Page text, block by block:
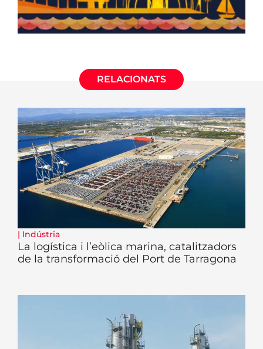
RELACIONATS
| Indústria
La logística i l’eòlica marina, catalitzadors
de la transformació del Port de Tarragona